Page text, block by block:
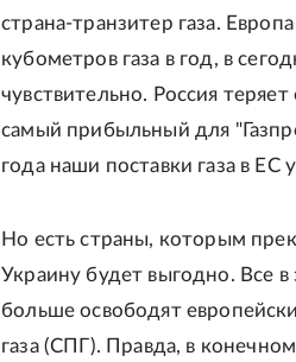
страна-транзитер газа.
кубометров газа в год, в
чувствительно. Россия
самый прибыльный для
года наши поставки газа в ЕС
Но есть страны, которым
Украину будет выгодно. Все
больше освободят
газа (СПГ). Правда, в